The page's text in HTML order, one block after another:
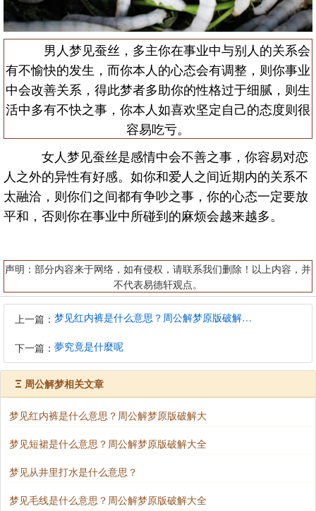
男人梦见蚕丝，多主你在事业中与别人的关系会
有不愉快的发生，而你本人的心态会有调整，则你事业
中会改善关系，得此梦者多助你的性格过于细腻，则生
活中多有不快之事，你本人如喜欢坚定自己的态度则很
容易吃亏。
女人梦见蚕丝是感情中会不善之事，你容易对恋
人之外的异性有好感。如你和爱人之间近期内的关系不
太融洽，则你们之间都有争吵之事，你的心态一定要放
平和，否则你在事业中所碰到的麻烦会越来越多。
声明：部分内容来于网络，如有侵权，请联系我们删除！以上内容，并
不代表易德轩观点。
上一篇： 梦见红内裤是什么意思？周公解梦原版破解大全
下一篇： 夢究竟是什麼呢
Ξ 周公解梦相关文章
梦见红内裤是什么意思？周公解梦原版破解大
梦见短裙是什么意思？周公解梦原版破解大全
梦见从井里打水是什么意思？
梦见毛线是什么意思？周公解梦原版破解大全